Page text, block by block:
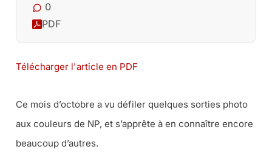
0
PDF
Télécharger l'article en PDF
Ce mois d’octobre a vu défiler quelques sorties photo
aux couleurs de NP, et s’apprête à en connaître encore
beaucoup d’autres.